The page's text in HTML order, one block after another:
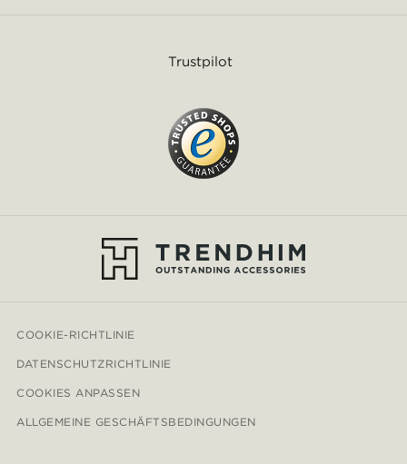
Trustpilot
COOKIE-RICHTLINIE
DATENSCHUTZRICHTLINIE
COOKIES ANPASSEN
ALLGEMEINE GESCHÄFTSBEDINGUNGEN